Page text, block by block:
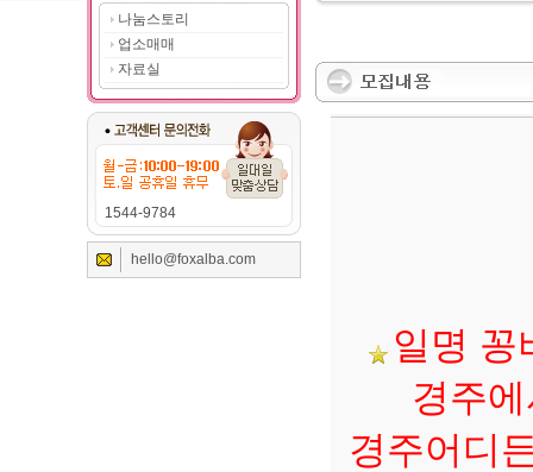
나눔스토리
업소매매
자료실
1544-9784
hello@foxalba.com
일명 꽁
경주
경주어디